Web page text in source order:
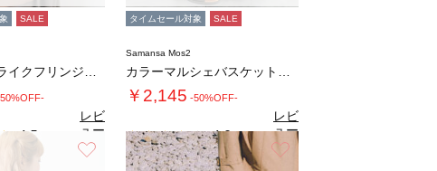
SALE
4.5（2）
レビ
ュー
を見
る
タイムセール対象 SALE
Samansa Mos2
￥2,145 -50%OFF-
4.0（1）
レビ
ュー
を見
る
お気に入り お気に入り